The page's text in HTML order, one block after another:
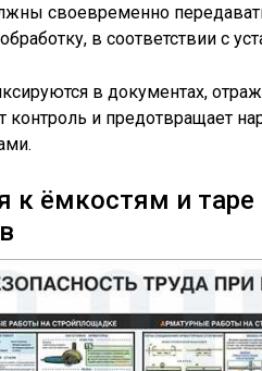
своевременно
в соответствии с
в документах,
контроль и предотвращает
к ёмкостям и